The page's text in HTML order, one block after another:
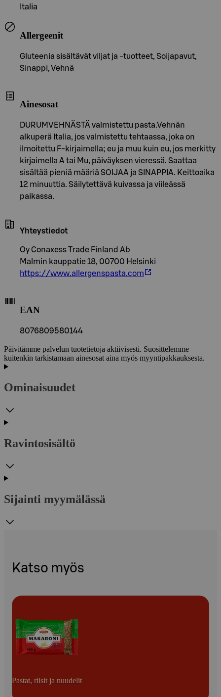
Italia
Allergeenit
Gluteenia sisältävät viljat ja -tuotteet, Soijapavut,
Sinappi, Vehnä
Ainesosat
DURUMVEHNÄSTÄ valmistettu pasta.Vehnän
alkuperä Italia, jos valmistettu tehtaassa, joka on
ilmoitettu F-kirjaimella; eu ja muu kuin eu, jos merkitty
kirjaimella A tai Mu, päiväyksen vieressä. Saattaa
sisältää pieniä määriä SOIJAA ja SINAPPIA. Keittoaika
12 minuuttia. Säilytettävä kuivassa ja viileässä
paikassa.
Yhteystiedot
Oy Conaxess Trade Finland Ab
Malmin kauppatie 18, 00700 Helsinki
https://www.allergenspasta.com
EAN
8076809580144
Päivitämme palvelun tuotetietoja aktiivisesti. Suosittelemme
kuitenkin tarkistamaan ainesosat aina myös myyntipakkauksesta.
Ominaisuudet
Ravintosisältö
Sijainti myymälässä
Katso myös
Pastat, riisit ja nuudelit